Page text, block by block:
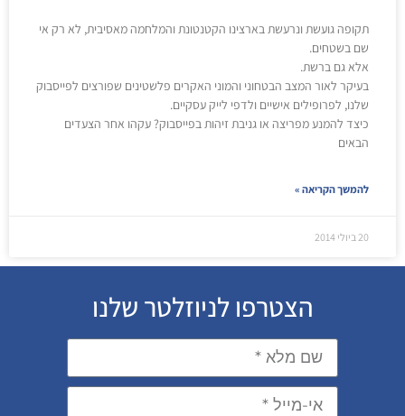
תקופה גועשת ונרעשת בארצינו הקטנטונת והמלחמה מאסיבית, לא רק אי
שם בשטחים.
אלא גם ברשת.
בעיקר לאור המצב הבטחוני והמוני האקרים פלשטינים שפורצים לפייסבוק
שלנו, לפרופילים אישיים ולדפי לייק עסקיים.
כיצד להמנע מפריצה או גניבת זיהות בפייסבוק? עקהו אחר הצעדים
הבאים
להמשך הקריאה »
20 ביולי 2014
הצטרפו לניוזלטר שלנו